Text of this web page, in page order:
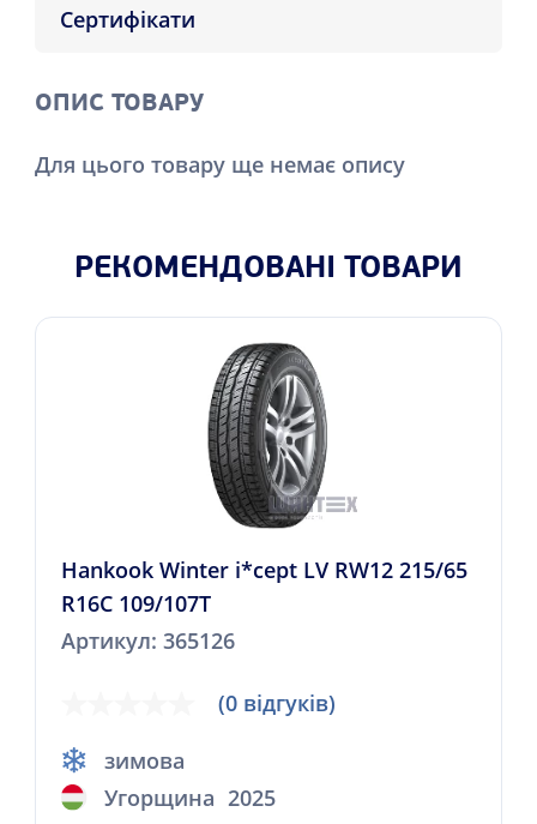
Сертифікати
ОПИС ТОВАРУ
Для цього товару ще немає опису
РЕКОМЕНДОВАНІ ТОВАРИ
Hankook Winter i*cept LV RW12 215/65
R16C 109/107T
Артикул: 365126
(0 відгуків)
зимова
Угорщина 2025